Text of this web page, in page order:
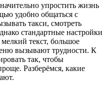
упростить жизнь
удобно общаться с
такси, смотреть
стандартные настройки
текст, большое
вызывают трудности. К
так, чтобы
Разберёмся, какие